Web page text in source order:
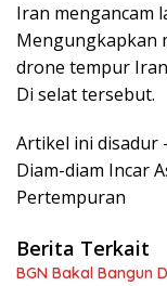
Iran mengancam
Mengungkapkan
drone tempur
Di selat tersebut.
Artikel ini disadur
Diam-diam Incar
Pertempuran
Berita Terkait
BGN Bakal Bangun